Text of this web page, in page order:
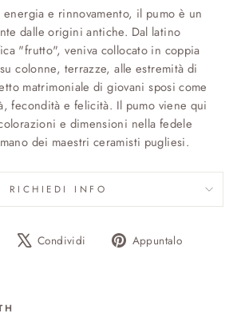
e rinnovamento, il pumo è un
dalle origini antiche. Dal latino
"frutto", veniva collocato in coppia
colonne, terrazze, alle estremità di
matrimoniale di giovani sposi come
fecondità e felicità. Il pumo viene qui
e dimensioni nella fedele
dei maestri ceramisti pugliesi.
RICHIEDI INFO
CondividiCondividi
Twitta Appuntalo